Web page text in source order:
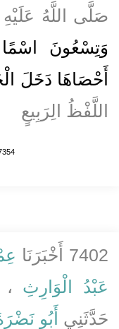
صَلَّى اللَّهُ
وَتِسْعُونَ
أَحْصَاهَا دَخَلَ
اللَّفْظُ الِرَبِيعٍ
7402 أَخْبَرَنَا
عَبْدُ الْوَارِثِ
حَدَّثَنِي أَبُو